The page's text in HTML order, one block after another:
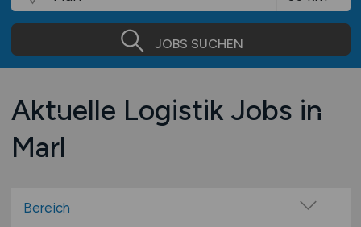
JOBS SUCHEN
Aktuelle Logistik Jobs in
Marl
Bereich